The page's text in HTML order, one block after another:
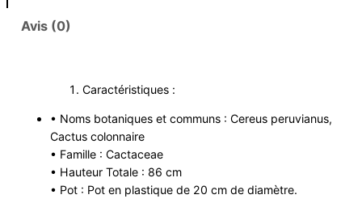
Avis (0)
Caractéristiques :
• Noms botaniques et communs : Cereus peruvianus,
Cactus colonnaire
• Famille : Cactaceae
• Hauteur Totale : 86 cm
• Pot : Pot en plastique de 20 cm de diamètre.